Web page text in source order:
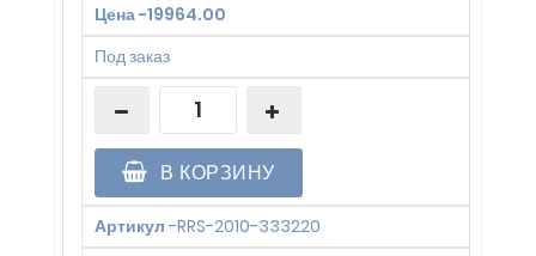
Цена-19964.00
Под заказ
В КОРЗИНУ
Артикул -RRS-2010-333220